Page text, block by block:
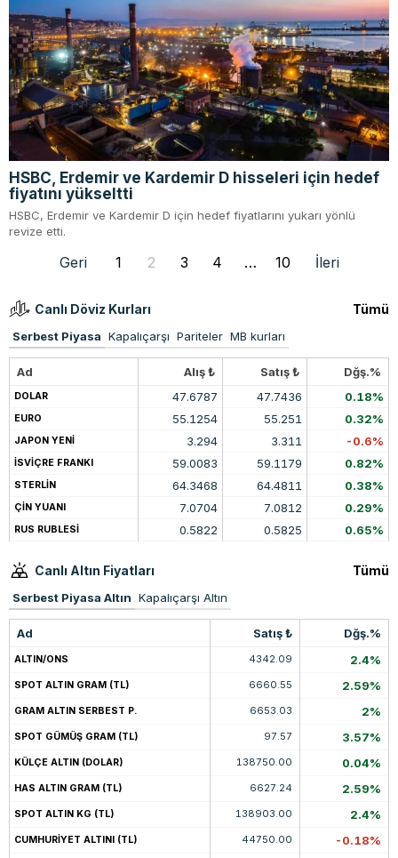
HSBC, Erdemir ve Kardemir D hisseleri için hedef
fiyatını yükseltti
HSBC, Erdemir ve Kardemir D için hedef fiyatlarını yukarı yönlü
revize etti.
Geri 1 2 3 4 … 10 İleri
Canlı Döviz Kurları Tümü
Serbest Piyasa Kapalıçarşı Pariteler MB kurları
Ad Alış ₺ Satış ₺ Dğş.%
DOLAR 47.6787 47.7436 0.18%
EURO 55.1254 55.251 0.32%
JAPON YENİ 3.294 3.311 -0.6%
İSVİÇRE FRANKI 59.0083 59.1179 0.82%
STERLİN 64.3468 64.4811 0.38%
ÇİN YUANI 7.0704 7.0812 0.29%
RUS RUBLESİ 0.5822 0.5825 0.65%
Canlı Altın Fiyatları Tümü
Serbest Piyasa Altın Kapalıçarşı Altın
Ad Satış ₺ Dğş.%
ALTIN/ONS 4342.09 2.4%
SPOT ALTIN GRAM (TL) 6660.55 2.59%
GRAM ALTIN SERBEST P. 6653.03 2%
SPOT GÜMÜŞ GRAM (TL) 97.57 3.57%
KÜLÇE ALTIN (DOLAR) 138750.00 0.04%
HAS ALTIN GRAM (TL) 6627.24 2.59%
SPOT ALTIN KG (TL) 138903.00 2.4%
CUMHURİYET ALTINI (TL) 44750.00 -0.18%